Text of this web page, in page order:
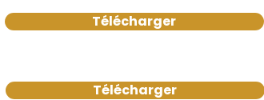
Télécharger
Télécharger